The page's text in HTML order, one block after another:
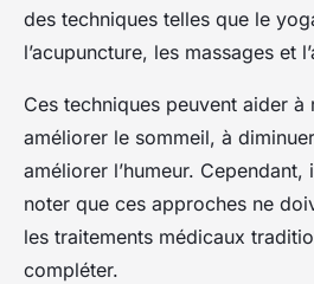
des techniques telles que le
l’acupuncture, les massages et
Ces techniques peuvent aider à
améliorer le sommeil, à
améliorer l’humeur.
noter que ces approches ne
les traitements médicaux
compléter.